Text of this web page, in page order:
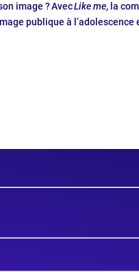
image ?AvecLike me, la
publique à l’adolescence